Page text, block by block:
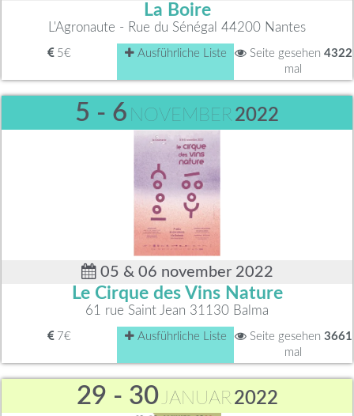
La Boire
L'Agronaute - Rue du Sénégal 44200 Nantes
5€ Ausführliche Liste Seite gesehen 4322
mal
5 - 6 NOVEMBER 2022
05 & 06 november 2022
Le Cirque des Vins Nature
61 rue Saint Jean 31130 Balma
7€ Ausführliche Liste Seite gesehen 3661
mal
29 - 30 JANUAR 2022